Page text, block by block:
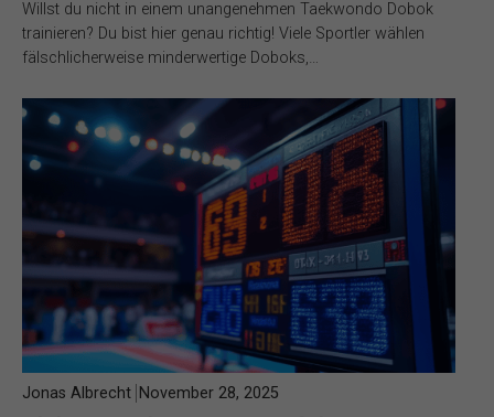
Willst du nicht in einem unangenehmen Taekwondo Dobok
trainieren? Du bist hier genau richtig! Viele Sportler wählen
fälschlicherweise minderwertige Doboks,…
Jonas Albrecht November 28, 2025